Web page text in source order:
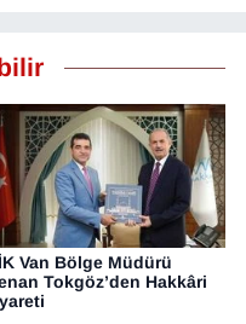
Van Bölge Müdürü
Tokgöz’den Hakkâri